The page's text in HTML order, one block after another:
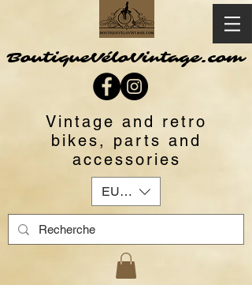
BoutiqueVéloVintage.com
Vintage and retro
bikes, parts and
accessories
EUR (€)